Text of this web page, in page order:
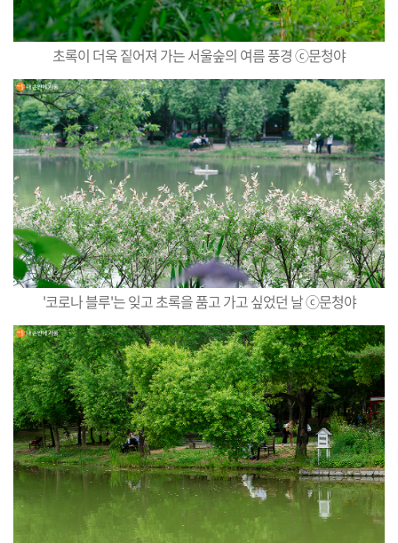
초록이 더욱 짙어져 가는 서울숲의 여름 풍경 ⓒ문청야
'코로나 블루'는 잊고 초록을 품고 가고 싶었던 날ⓒ문청야